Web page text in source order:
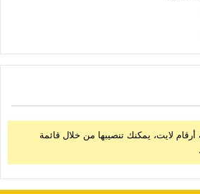
لايت، يمكنك تنصيبها من خلال قائمة